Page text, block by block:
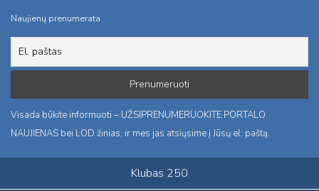
Naujienų prenumerata
Visada būkite informuoti – UŽSIPRENUMERUOKITE PORTALO
NAUJIENAS bei LOD žinias, ir mes jas atsiųsime į Jūsų el. paštą.
Klubas 250